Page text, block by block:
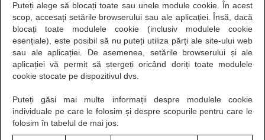
Puteți alege să blocați toate sau unele module cookie. În acest
scop, accesați setările browserului sau ale aplicației. Însă, dacă
blocați toate modulele cookie (inclusiv modulele cookie
esențiale), este posibil să nu puteți utiliza părți ale site-ului web
sau ale aplicației. De asemenea, setările browserului și ale
aplicației vă permit să ștergeți oricând doriți toate modulele
cookie stocate pe dispozitivul dvs.
Puteți găsi mai multe informații despre modulele cookie
individuale pe care le folosim și despre scopurile pentru care le
folosim în tabelul de mai jos: